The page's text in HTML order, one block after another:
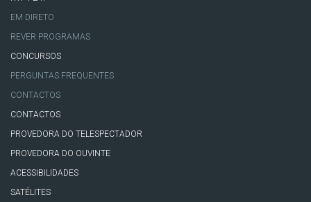
EM DIRETO
REVER PROGRAMAS
CONCURSOS
PERGUNTAS FREQUENTES
CONTACTOS
CONTACTOS
PROVEDORA DO TELESPECTADOR
PROVEDORA DO OUVINTE
ACESSIBILIDADES
SATÉLITES